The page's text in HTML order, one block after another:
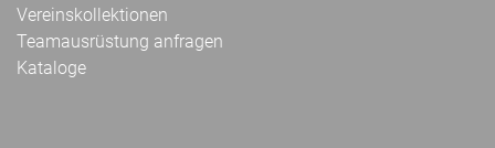
Vereinskollektionen
Teamausrüstung anfragen
Kataloge